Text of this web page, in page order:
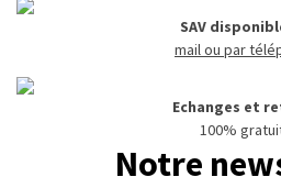
SAV
mail ou par
Echanges et
100%
Notre